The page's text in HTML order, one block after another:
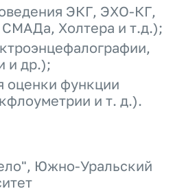
ЭКГ, ЭХО-КГ,
Холтера и т.д.);
и др.);
оценки функции
и т. д.).
Южно-Уральский